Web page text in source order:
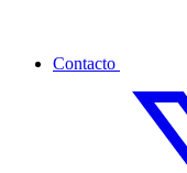
Contacto